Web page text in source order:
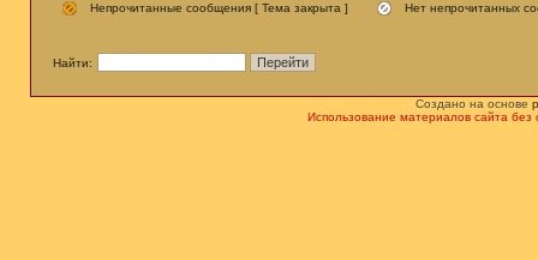
Непрочитанные сообщения [ Тема закрыта ] Нет непрочитанных
Найти:
Создано на основе
Использование материалов сайта